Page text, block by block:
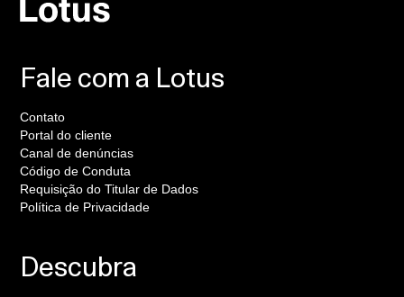
Fale com a Lotus
Contato
Portal do cliente
Canal de denúncias
Código de Conduta
Requisição do Titular de Dados
Política de Privacidade
Descubra